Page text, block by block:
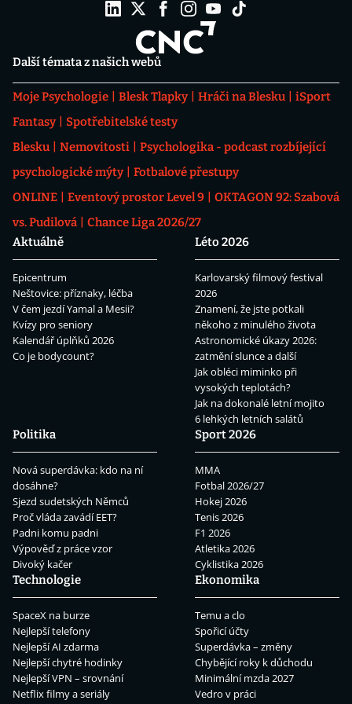
Další témata z našich webů
Moje Psychologie Blesk Tlapky Hráči na Blesku
iSport
Fantasy
Spotřebitelské testy
Blesku
Nemovitosti
Psychologika - podcast rozbíjející
psychologické mýty
Fotbalové přestupy
ONLINE
Eventový prostor Level 9
OKTAGON 92: Szabová
vs. Pudilová
Chance Liga 2026/27
Aktuálně
Epicentrum
Neštovice: příznaky, léčba
V čem jezdí Yamal a Mesii?
Kvízy pro seniory
Kalendář úplňků 2026
Co je bodycount?
Léto 2026
Karlovarský filmový festival
2026
Znamení, že jste potkali
někoho z minulého života
Astronomické úkazy 2026:
zatmění slunce a další
Jak obléci miminko při
vysokých teplotách?
Jak na dokonalé letní mojito
6 lehkých letních salátů
Politika
Nová superdávka: kdo na ní
dosáhne?
Sjezd sudetských Němců
Proč vláda zavádí EET?
Padni komu padni
Výpověď z práce vzor
Divoký kačer
Sport 2026
MMA
Fotbal 2026/27
Hokej 2026
Tenis 2026
F1 2026
Atletika 2026
Cyklistika 2026
Technologie
SpaceX na burze
Nejlepší telefony
Nejlepší AI zdarma
Nejlepší chytré hodinky
Nejlepší VPN – srovnání
Netflix filmy a seriály
Ekonomika
Temu a clo
Spořicí účty
Superdávka – změny
Chybějící roky k důchodu
Minimální mzda 2027
Vedro v práci